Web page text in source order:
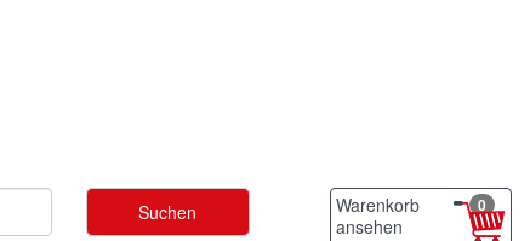
Warenkorb
ansehen
0